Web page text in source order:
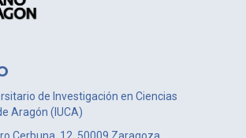
de Investigación en Ciencias
Aragón (IUCA)
Cerbuna, 12, 50009 Zaragoza